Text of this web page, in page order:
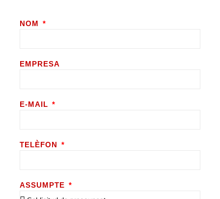
NOM
EMPRESA
E-MAIL
TELÈFON
ASSUMPTE